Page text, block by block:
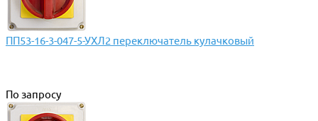
ПП53-16-3-047-5-УХЛ2 переключатель кулачковый
По запросу